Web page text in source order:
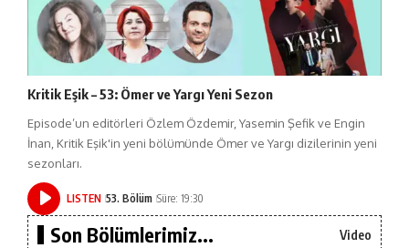
Kritik Eşik – 53: Ömer ve Yargı Yeni Sezon
Episode’un editörleri Özlem Özdemir, Yasemin Şefik ve Engin
İnan, Kritik Eşik'in yeni bölümünde Ömer ve Yargı dizilerinin yeni
sezonları.
LISTEN 53. Bölüm Süre: 19:30
Son Bölümlerimiz... Video